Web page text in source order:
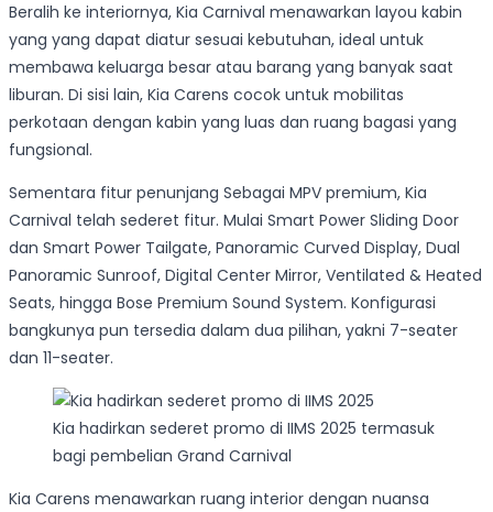
Beralih ke interiornya, Kia Carnival menawarkan layou kabin
yang yang dapat diatur sesuai kebutuhan, ideal untuk
membawa keluarga besar atau barang yang banyak saat
liburan. Di sisi lain, Kia Carens cocok untuk mobilitas
perkotaan dengan kabin yang luas dan ruang bagasi yang
fungsional.
Sementara fitur penunjang Sebagai MPV premium, Kia
Carnival telah sederet fitur. Mulai Smart Power Sliding Door
dan Smart Power Tailgate, Panoramic Curved Display, Dual
Panoramic Sunroof, Digital Center Mirror, Ventilated & Heated
Seats, hingga Bose Premium Sound System. Konfigurasi
bangkunya pun tersedia dalam dua pilihan, yakni 7-seater
dan 11-seater.
Kia hadirkan sederet promo di IIMS 2025 termasuk
bagi pembelian Grand Carnival
Kia Carens menawarkan ruang interior dengan nuansa